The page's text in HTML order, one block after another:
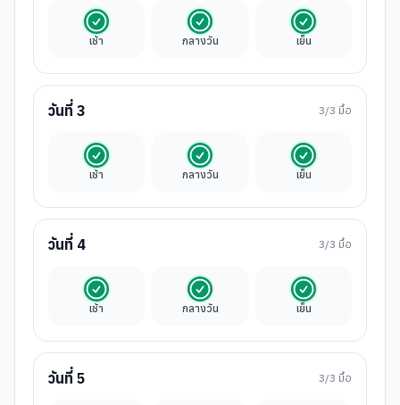
เช้า
รวมในค่าทัวร์
กลางวัน
รวมในค่าทัวร์
เย็น
รวมในค่าทัวร์
วันที่ 3 3/3 มื้อ
เช้า
รวมในค่าทัวร์
กลางวัน
รวมในค่าทัวร์
เย็น
รวมในค่าทัวร์
วันที่ 4 3/3 มื้อ
เช้า
รวมในค่าทัวร์
กลางวัน
รวมในค่าทัวร์
เย็น
รวมในค่าทัวร์
วันที่ 5 3/3 มื้อ